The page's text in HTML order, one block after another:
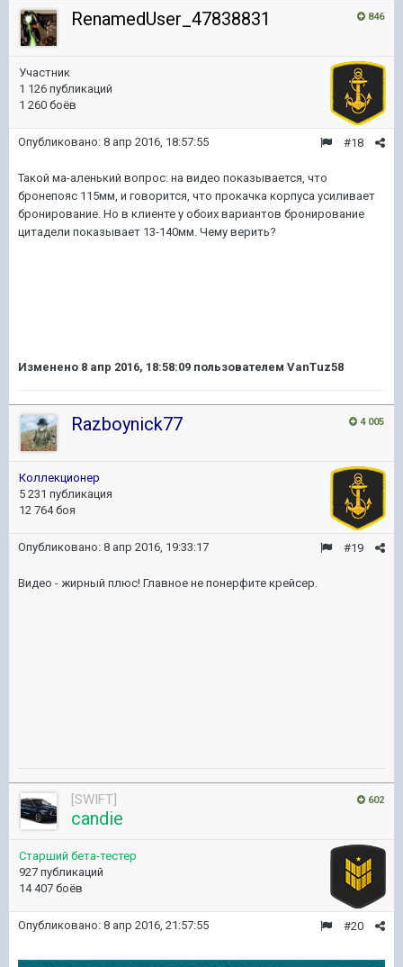
846
RenamedUser_47838831
Участник
1 126 публикаций
1 260 боёв
#18
Опубликовано: 8 апр 2016, 18:57:55
Такой ма-аленький вопрос: на видео показывается, что
бронепояс 115мм, и говорится, что прокачка корпуса усиливает
бронирование. Но в клиенте у обоих вариантов бронирование
цитадели показывает 13-140мм. Чему верить?
Изменено 8 апр 2016, 18:58:09 пользователем VanTuz58
4 005
Razboynick77
Коллекционер
5 231 публикация
12 764 боя
#19
Опубликовано: 8 апр 2016, 19:33:17
Видео - жирный плюс! Главное не понерфите крейсер.
602
[SWIFT]
candie
Старший бета-тестер
927 публикаций
14 407 боёв
#20
Опубликовано: 8 апр 2016, 21:57:55